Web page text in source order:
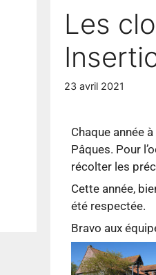
Les
23 avril 2021
Chaque année
Pâques. Pour
récolter les
Cette année,
été respectée.
Bravo aux